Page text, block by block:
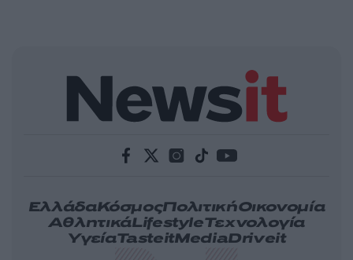
ΕλλάδαΚόσμοςΠολιτικήΟικονομία
ΑθλητικάLifestyleΤεχνολογία
ΥγείαTasteitMediaDriveit